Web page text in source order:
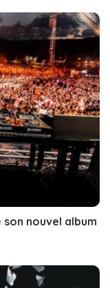
nouvel album